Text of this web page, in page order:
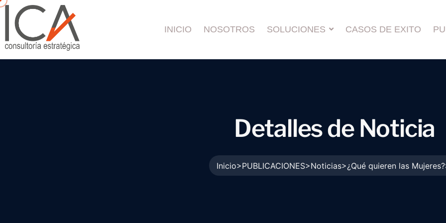
INICIO NOSOTROS SOLUCIONES CASOS DE EXITO
Detallesde Noticia
Inicio>PUBLICACIONES>Noticias>¿Qué quieren las